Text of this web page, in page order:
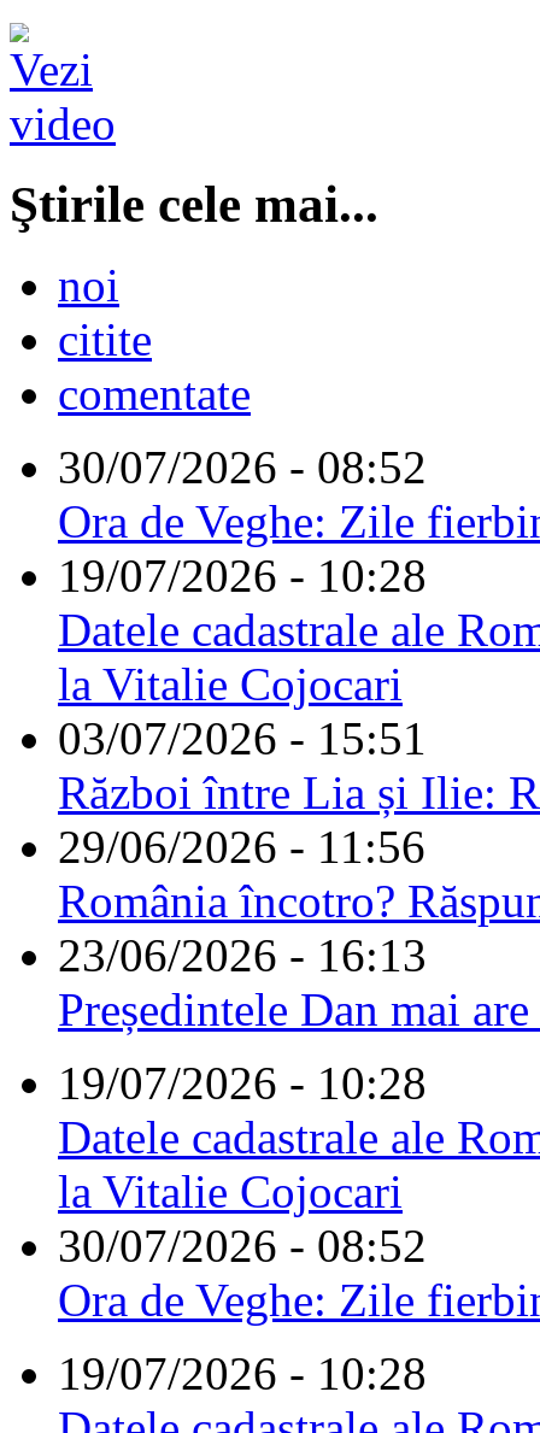
Ştirile cele mai...
noi
citite
comentate
30/07/2026 - 08:52
Ora de Veghe: Zile
19/07/2026 - 10:28
Datele cadastrale ale
la Vitalie Cojocari
03/07/2026 - 15:51
Război între Lia și Ilie:
29/06/2026 - 11:56
România încotro?
23/06/2026 - 16:13
Președintele Dan mai
19/07/2026 - 10:28
Datele cadastrale ale
la Vitalie Cojocari
30/07/2026 - 08:52
Ora de Veghe: Zile
19/07/2026 - 10:28